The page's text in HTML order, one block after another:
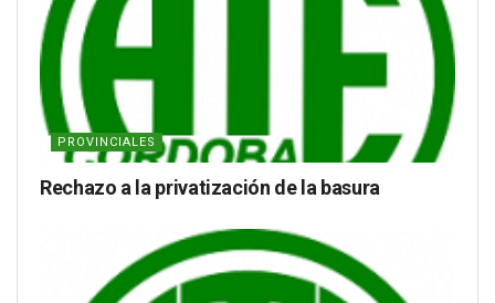
PROVINCIALES
Rechazo a la privatización de la basura